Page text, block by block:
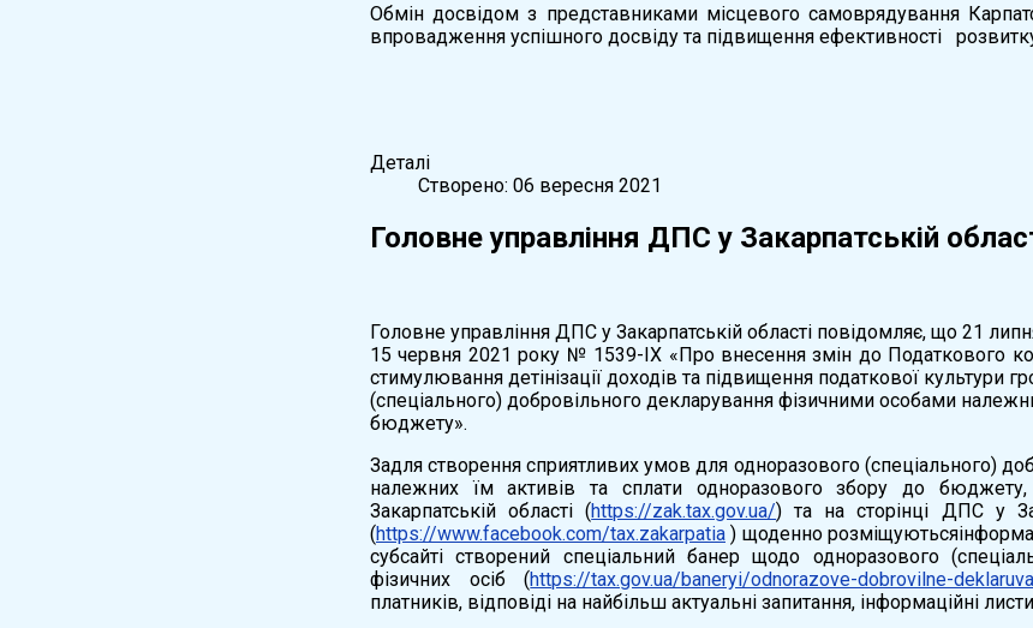
Обмін досвідом з представниками місцевого самоврядування
впровадження успішного досвіду та підвищення ефективності
Деталі
Створено: 06 вересня 2021
Головне управління ДПС у Закарпатській
Головне управління ДПС у Закарпатській області повідомляє, що 21
15 червня 2021 року № 1539-ІХ «Про внесення змін до Податкового
стимулювання детінізації доходів та підвищення податкової
(спеціального) добровільного декларування фізичними особами
бюджету».
Задля створення сприятливих умов для одноразового (спеціального)
належних їм активів та сплати одноразового збору до
Закарпатській області (https://zak.tax.gov.ua/) та на сторінці ДПС у
(https://www.facebook.com/tax.zakarpatia ) щоденно
субсайті створений спеціальний банер щодо одноразового
фізичних осіб (https://tax.gov.ua/baneryi/odnorazove-dobrovilne-
платників, відповіді на найбільш актуальні запитання, інформаційні